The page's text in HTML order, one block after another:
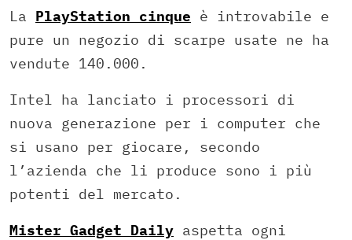
La PlayStation cinque è introvabile e
pure un negozio di scarpe usate ne ha
vendute 140.000.
Intel ha lanciato i processori di
nuova generazione per i computer che
si usano per giocare, secondo
l’azienda che li produce sono i più
potenti del mercato.
Mister Gadget Daily aspetta ogni